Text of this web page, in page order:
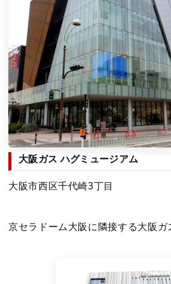
大阪ガス ハグミュージアム
大阪市西区千代崎3丁目
京セラドーム大阪に隣接する大阪ガ